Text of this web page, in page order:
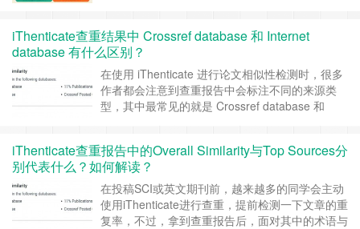
方法描述甚至部分结果，iThenticate 是否能够识
别出来？系统又是如何区分合理的自引用与被期刊
视为问题的自抄袭的？ 一……继续阅读 »
iThenticate查重结果中 Crossref database 和 Internet
database 有什么区别？
在使用 iThenticate 进行论文相似性检测时，很多
作者都会注意到查重报告中会标注不同的来源类
型，其中最常见的就是 Crossref database 和
容，却会被归到不同的来源下？ 一、Crossref
database：以正式……
iThenticate查重报告中的Overall Similarity与Top Sources分
别代表什么？如何解读？
在投稿SCI或英文期刊前，越来越多的同学会主动
使用iThenticate进行查重，提前检测一下文章的重
复率，不过，拿到查重报告后，面对其中的术语与